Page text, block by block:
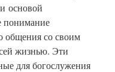
основой
понимание
общения со своим
жизнью. Эти
для богослужения